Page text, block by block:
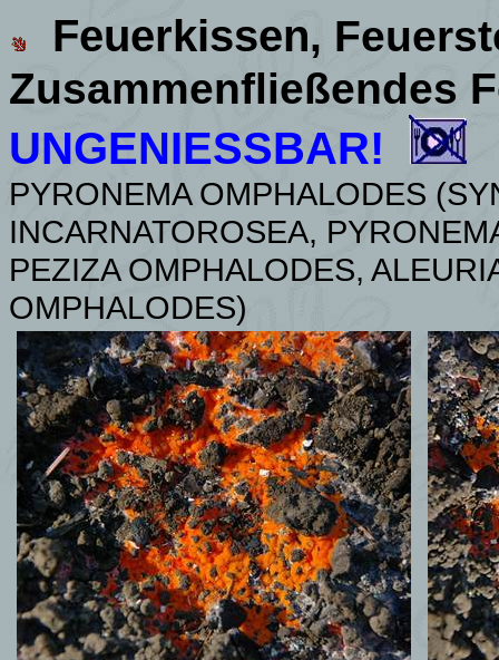
Feuerkissen,
Zusammenfließendes
UNGENIESSBAR!
PYRONEMA OMPHALODES
INCARNATOROSEA,
PEZIZA OMPHALODES,
OMPHALODES)